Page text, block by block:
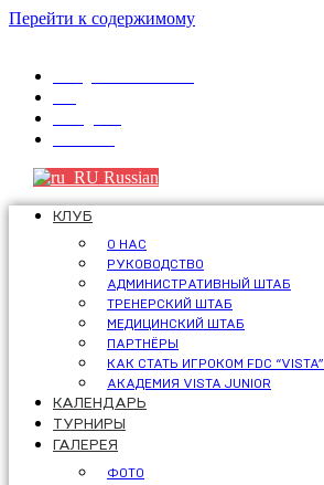
Перейти к содержимому
Russian
КЛУБ
О НАС
РУКОВОДСТВО
АДМИНИСТРАТИВНЫЙ ШТАБ
ТРЕНЕРСКИЙ ШТАБ
МЕДИЦИНСКИЙ ШТАБ
ПАРТНЁРЫ
КАК СТАТЬ ИГРОКОМ FDC “VISTA”
АКАДЕМИЯ VISTA JUNIOR
КАЛЕНДАРЬ
ТУРНИРЫ
ГАЛЕРЕЯ
ФОТО